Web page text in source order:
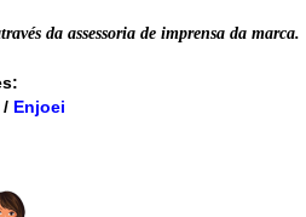
da assessoria de imprensa da marca.
/ Enjoei